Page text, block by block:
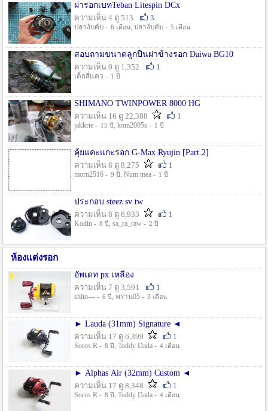
ผ่ารอกเบทTeban Litespin DCx
ความเห็น 4 ดู 513
3
ปลางับคับ - 6 เดือน, ปลางับคับ - 5 เดือน
สอบถามขนาดลูกปืนฝาข้างรอก Daiwa BG10
ความเห็น 0 ดู 1,352
1
เด็กสี่แคว - 1 ปี
SHIMANO TWINPOWER 8000 HG
ความเห็น 16 ดู 22,388
1
jakkrie - 15 ปี , kom2005s - 1 ปี
คุ้ยแคะแกะรอก G-Max Ryujin [Part.2]
ความเห็น 8 ดู 8,275
1
morn2516 - 9 ปี , Num mea - 1 ปี
ประกอบ steez sv tw
ความเห็น 8 ดู 6,933
1
Kodin - 8 ปี , sa_ra_raw - 2 ปี
ห้องแต่งรอก
อัพเดท px เหลือง
ความเห็น 7 ดู 3,591
1
shito--- - 6 ปี , พราน05 - 3 เดือน
► Lauda (31mm) Signature ◄
ความเห็น 17 ดู 6,399
1
Soros R - 8 ปี , Toddy Dada - 4 เดือน
► Alphas Air (32mm) Custom ◄
ความเห็น 17 ดู 8,348
1
Soros R - 8 ปี , Toddy Dada - 4 เดือน